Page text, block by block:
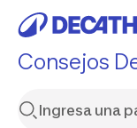
Consejos